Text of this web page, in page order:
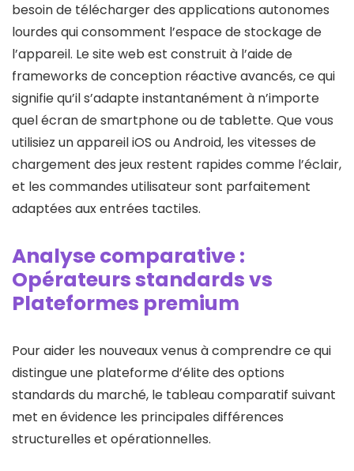
besoin de télécharger des applications autonomes
lourdes qui consomment l’espace de stockage de
l’appareil. Le site web est construit à l’aide de
frameworks de conception réactive avancés, ce qui
signifie qu’il s’adapte instantanément à n’importe
quel écran de smartphone ou de tablette. Que vous
utilisiez un appareil iOS ou Android, les vitesses de
chargement des jeux restent rapides comme l’éclair,
et les commandes utilisateur sont parfaitement
adaptées aux entrées tactiles.
Analyse comparative :
Opérateurs standards vs
Plateformes premium
Pour aider les nouveaux venus à comprendre ce qui
distingue une plateforme d’élite des options
standards du marché, le tableau comparatif suivant
met en évidence les principales différences
structurelles et opérationnelles.